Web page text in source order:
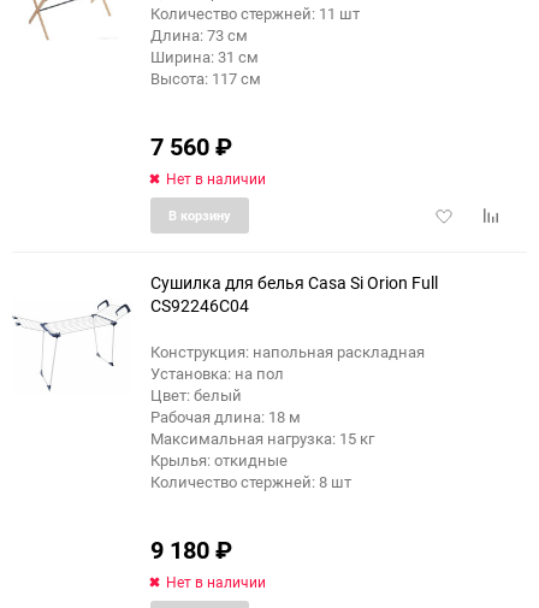
Количество стержней: 11 шт
Длина: 73 см
Ширина: 31 см
Высота: 117 см
7 560₽
Нет в наличии
Добавить
В корзину
Сушилка для белья Casa Si Orion Full
CS92246C04
Конструкция: напольная раскладная
Установка: на пол
Цвет: белый
Рабочая длина: 18 м
Максимальная нагрузка: 15 кг
Крылья: откидные
Количество стержней: 8 шт
9 180₽
Нет в наличии